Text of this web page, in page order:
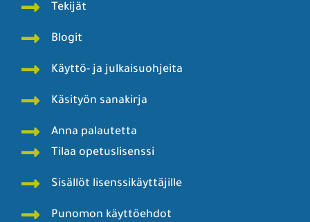
Tekijät
Blogit
Käyttö- ja julkaisuohjeita
Käsityön sanakirja
Anna palautetta
Tilaa opetuslisenssi
Sisällöt lisenssikäyttäjille
Punomon käyttöehdot